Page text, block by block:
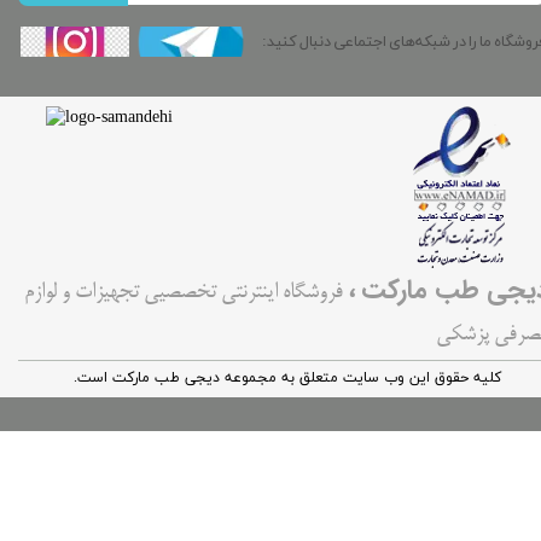
طب مارکت، فروشگاه اینترنتی تخصصیی تجهیزات و لوازم
پزشکی
کليه حقوق اين وب سایت متعلق به مجموعه دیجی طب مارکت است.
ما را در شبکه‌های اجتماعی دنبال کنید: